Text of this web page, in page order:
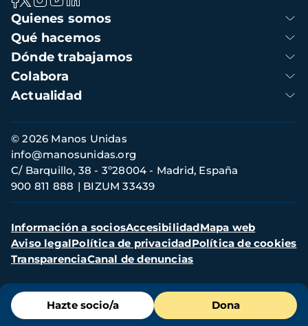
Menú
de
Hazte socio/a Dona
Navegación
principal
Quienes somos
Qué hacemos
Dónde trabajamos
Colabora
Actualidad
Información
de
contacto
© 2026 Manos Unidas
C/ Barquillo, 38 - 3º28004 - Madrid, España
900 811 888
BIZUM 33439
info@manosunidas.org
Menú
secundario
Información a sociosAccesibilidadMapa web
Aviso legalPolítica de privacidadPolítica de cookies
TransparenciaCanal de denuncias